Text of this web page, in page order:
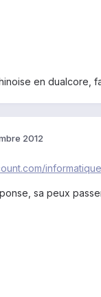
en dualcore,
2012
sa peux